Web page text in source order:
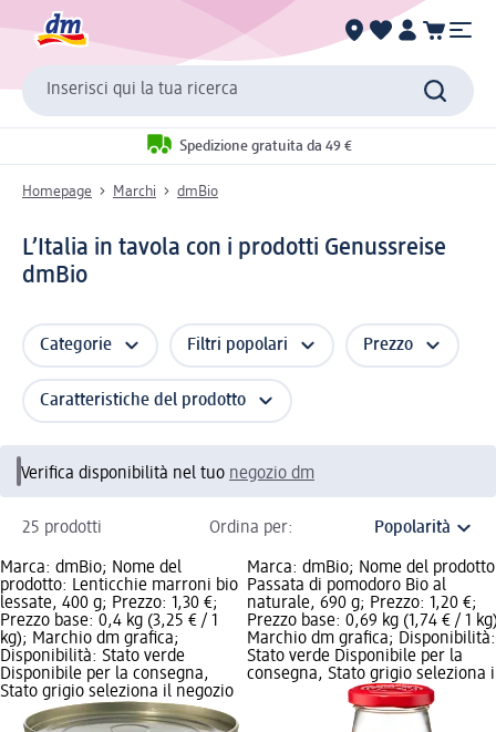
Inserisci qui la tua ricerca
Spedizione gratuita da 49 €
Homepage Marchi dmBio
L’Italia in tavola con i prodotti Genussreise
dmBio
Categorie Filtri popolari Prezzo
Caratteristiche del prodotto
Verifica disponibilità nel tuo negozio dm
25 prodotti Ordina per:
Marca: dmBio; Nome del
prodotto: Lenticchie marroni bio
lessate, 400 g; Prezzo: 1,30 €;
Prezzo base: 0,4 kg (3,25 € / 1
kg); Marchio dm grafica;
Disponibilità: Stato verde
Disponibile per la consegna,
Stato grigio seleziona il negozio
Marca: dmBio; Nome del
Passata di pomodoro Bio al
naturale, 690 g; Prezzo: 1,20 €;
Prezzo base: 0,69 kg (1,74 € / 1
Marchio dm grafica; Disponibilità:
Stato verde Disponibile per la
consegna, Stato grigio seleziona